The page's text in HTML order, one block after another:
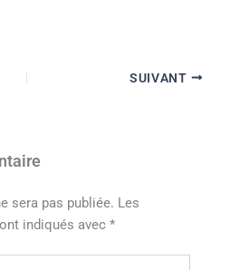
SUIVANT
sera pas publiée. Les
indiqués avec*